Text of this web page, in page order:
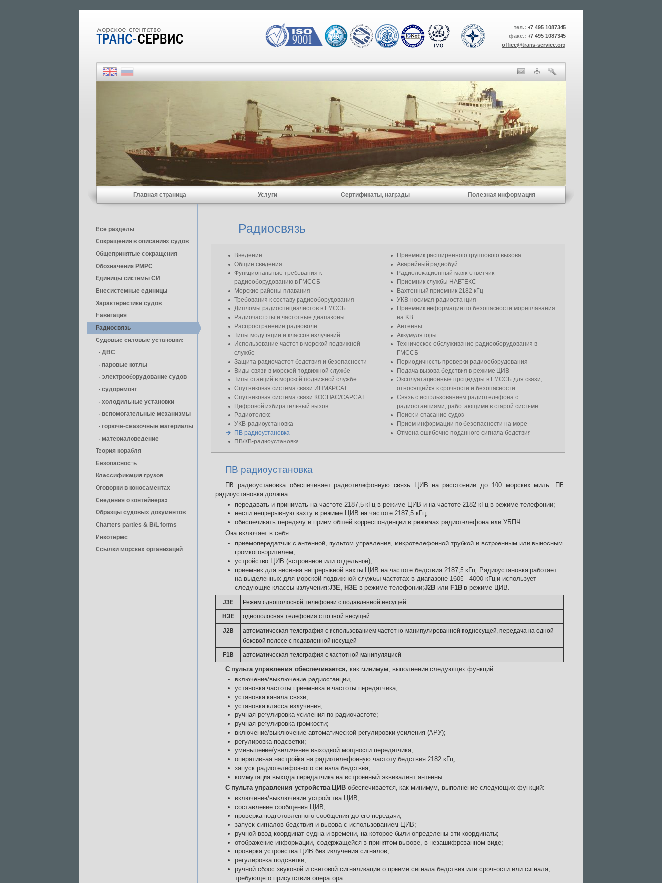
тел.: +7 495 1087345
факс.: +7 495 1087345
office@trans-service.org
Главная страница Услуги Сертификаты, награды Полезная информация
Все разделы
Сокращения в описаниях судов
Общепринятые сокращения
Обозначения РМРС
Единицы cистемы СИ
Внесистемные единицы
Характеристики судов
Навигация
Радиосвязь
Судовые силовые установки:
- ДВС
- паровые котлы
- электрооборудование судов
- cудоремонт
- холодильные установки
- вспомогательные механизмы
- горюче-смазочные материалы
- материаловедение
Теория корабля
Безопасность
Классификация грузов
Оговорки в коносаментах
Сведения о контейнерах
Образцы судовых документов
Charters parties & B/L forms
Инкотермс
Ссылки морских организаций
Радиосвязь
Введение
Общие сведения
Функциональные требования к
радиооборудованию в ГМССБ
Морские районы плавания
Требования к составу радиооборудования
Дипломы радиоспециалистов в ГМССБ
Радиочастоты и частотные диапазоны
Распространение радиоволн
Типы модуляции и классов излучений
Использование частот в морской подвижной
службе
Защита радиочастот бедствия и безопасности
Виды связи в морской подвижной службе
Типы станций в морской подвижной службе
Спутниковая система связи ИНМАРСАТ
Спутниковая система связи КОСПАС/САРСАТ
Цифровой избирательный вызов
Радиотелекс
УКВ-радиоустановка
ПВ радиоустановка
ПВ/КВ-радиоустановка
Приемник расширенного группового вызова
Аварийный радиобуй
Радиолокационный маяк-ответчик
Приемник службы НАВТЕКС
Вахтенный приемник 2182 кГц
УКВ-носимая радиостанция
Приемник информации по безопасности мореплавания
на KB
Антенны
Аккумуляторы
Техническое обслуживание радиооборудования в
ГМССБ
Периодичность проверки радиооборудования
Подача вызова бедствия в режиме ЦИВ
Эксплуатационные процедуры в ГМССБ для связи,
относящейся к срочности и безопасности
Связь с использованием радиотелефона с
радиостанциями, работающими в старой системе
Поиск и спасание судов
Прием информации по безопасности на море
Отмена ошибочно поданного сигнала бедствия
ПВ радиоустановка
ПВ радиоустановка обеспечивает радиотелефонную связь ЦИВ на расстоянии до 100 морских миль. ПВ
радиоустановка должна:
передавать и принимать на частоте 2187,5 кГц в режиме ЦИВ и на частоте 2182 кГц в режиме телефонии;
нести непрерывную вахту в режиме ЦИВ на частоте 2187,5 кГц;
обеспечивать передачу и прием обшей корреспонденции в режимах радиотелефона или УБПЧ.
Она включает в себя:
приемопередатчик с антенной, пультом управления, микротелефонной трубкой и встроенным или выносным
громкоговорителем;
устройство ЦИВ (встроенное или отдельное);
приемник для несения непрерывной вахты ЦИВ на частоте бедствия 2187,5 кГц. Радиоустановка работает
на выделенных для морской подвижной службы частотах в диапазоне 1605 - 4000 кГц и использует
следующие классы излучения:J3E, НЗЕ в режиме телефонии;J2B или F1B в режиме ЦИВ.
J3E Режим однополосной телефонии с подавленной несущей
НЗЕ однополосная телефония с полной несущей
J2B
автоматическая телеграфия с использованием частотно-манипулированной поднесущей, передача на одной
боковой полосе с подавленной несущей
F1B автоматическая телеграфия с частотной манипуляцией
С пульта управления обеспечивается, как минимум, выполнение следующих функций:
включение/выключение радиостанции,
установка частоты приемника и частоты передатчика,
установка канала связи,
установка класса излучения,
ручная регулировка усиления по радиочастоте;
ручная регулировка громкости;
включение/выключение автоматической регулировки усиления (АРУ);
регулировка подсветки;
уменьшение/увеличение выходной мощности передатчика;
оперативная настройка на радиотелефонную частоту бедствия 2182 кГц;
запуск радиотелефонного сигнала бедствия;
коммутация выхода передатчика на встроенный эквивалент антенны.
С пульта управления устройства ЦИВ обеспечивается, как минимум, выполнение следующих функций:
включение/выключение устройства ЦИВ;
составление сообщения ЦИВ;
проверка подготовленного сообщения до его передачи;
запуск сигналов бедствия и вызова с использованием ЦИВ;
ручной ввод координат судна и времени, на которое были определены эти координаты;
отображение информации, содержащейся в принятом вызове, в незашифрованном виде;
проверка устройства ЦИВ без излучения сигналов;
регулировка подсветки;
ручной сброс звуковой и световой сигнализации о приеме сигнала бедствия или срочности или сигнала,
требующего присутствия оператора.